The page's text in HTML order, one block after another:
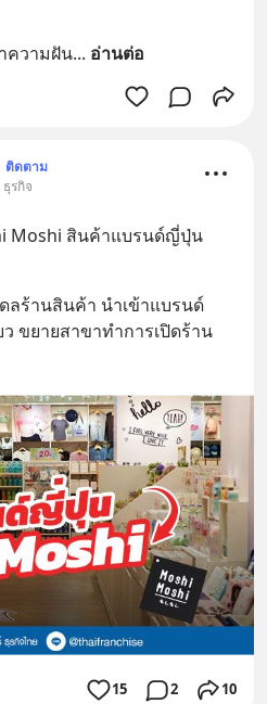
ความฝัน... อ่านต่อ
ติดตาม
รกิจ
Moshi สินค้าแบรนด์ญี่ปุ่น
ลร้านสินค้า นำเข้าแบรนด์
ขยายสาขาทำการเปิดร้าน
15 2 10